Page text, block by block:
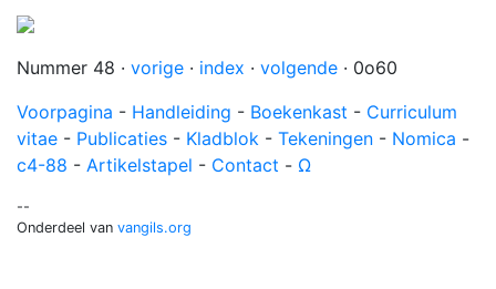
Nummer 48 · vorige · index · volgende · 0o60
Voorpagina - Handleiding - Boekenkast - Curriculum
vitae - Publicaties - Kladblok - Tekeningen - Nomica -
c4-88 - Artikelstapel - Contact - Ω
--
Onderdeel van vangils.org